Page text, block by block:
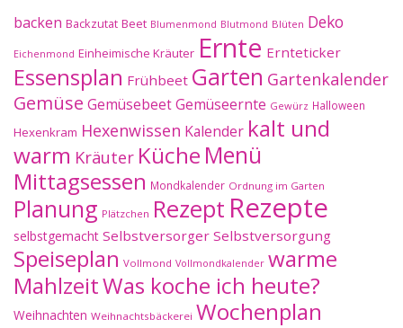
backen Backzutat Beet Blumenmond Blutmond Blüten Deko
Eichenmond Einheimische Kräuter Ernte Ernteticker
Essensplan Frühbeet Garten Gartenkalender
Gemüse GemüsebeetGemüseernte Gewürz Halloween
Hexenkram Hexenwissen Kalender kalt und
warm Kräuter Küche Menü
Mittagsessen Mondkalender Ordnung im Garten
Planung Plätzchen Rezept Rezepte
selbstgemacht Selbstversorger Selbstversorgung
Speiseplan Vollmond Vollmondkalender warme
MahlzeitWas koche ich heute?
Weihnachten Weihnachtsbäckerei Wochenplan